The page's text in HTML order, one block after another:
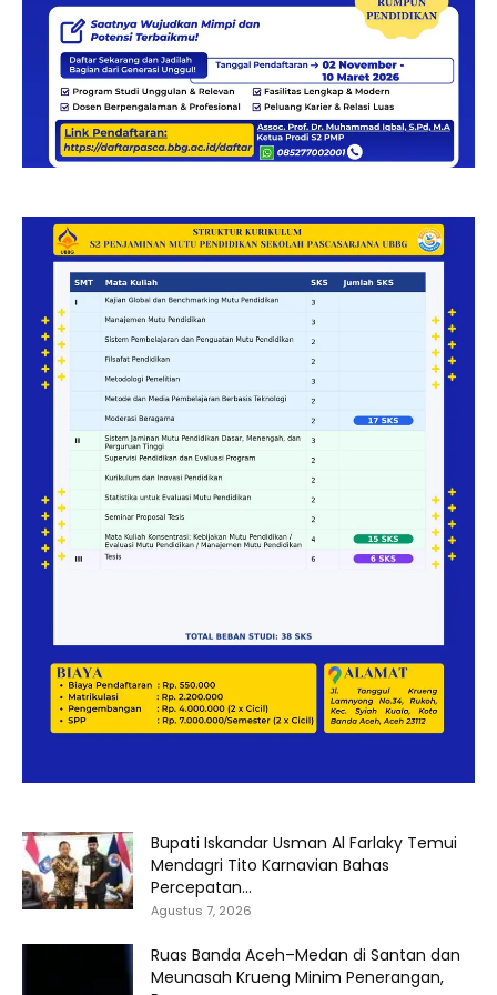
Bupati Iskandar Usman Al Farlaky Temui
Mendagri Tito Karnavian Bahas
Percepatan...
Agustus 7, 2026
Ruas Banda Aceh–Medan di Santan dan
Meunasah Krueng Minim Penerangan,